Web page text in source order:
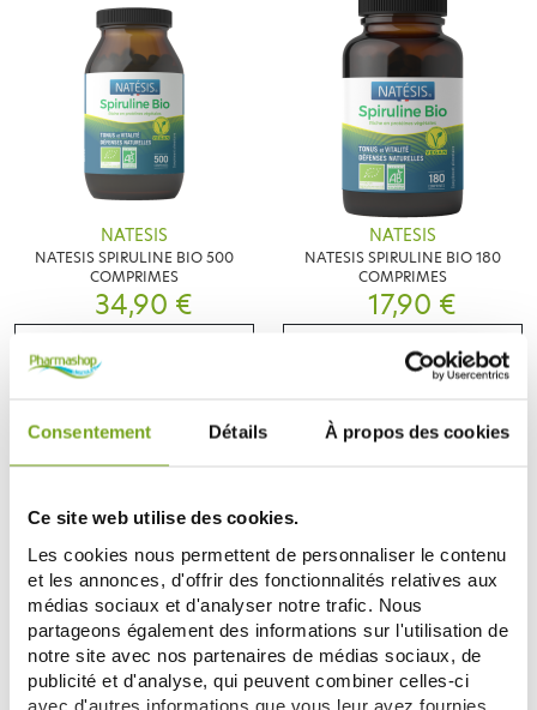
Consentement Détails À propos des cookies
Ce site web utilise des cookies.
Les cookies nous permettent de personnaliser le contenu
et les annonces, d'offrir des fonctionnalités relatives aux
médias sociaux et d'analyser notre trafic. Nous
partageons également des informations sur l'utilisation de
notre site avec nos partenaires de médias sociaux, de
publicité et d'analyse, qui peuvent combiner celles-ci
avec d'autres informations que vous leur avez fournies
NATESIS
NATESIS SPIRULINE BIO 500
COMPRIMES
34,90 €
NATESIS
NATESIS SPIRULINE BIO 180
COMPRIMES
17,90 €
-13%
NATESIS
NATESIS SPIRULINE &
CHLORELLA BIO 250 COMPRIMES
NATESIS
NATESIS CHLORELLA BIO 200
COMPRIMES